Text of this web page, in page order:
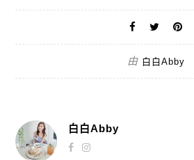
由 白白Abby
白白Abby